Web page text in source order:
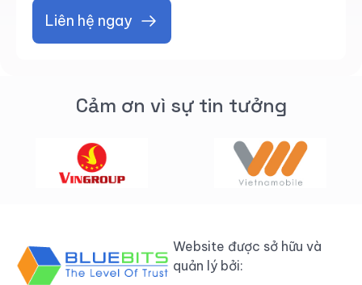
Liên hệ ngay
Cảm ơn vì sự tin tưởng
Website được sở hữu và
quản lý bởi: